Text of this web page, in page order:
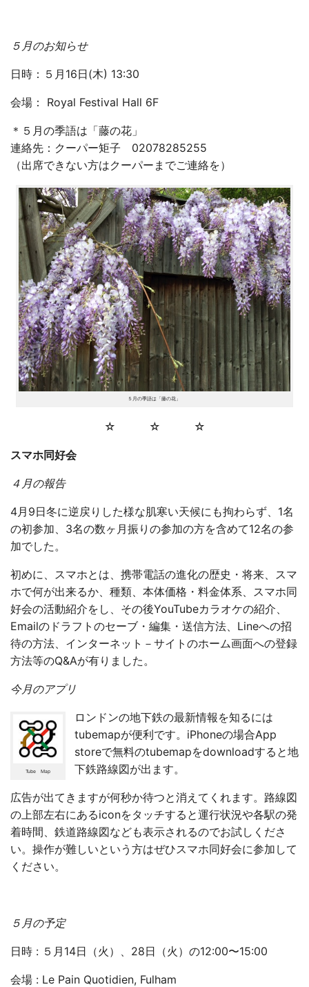
５月のお知らせ
日時：５月16日(木) 13:30
会場： Royal Festival Hall 6F
＊５月の季語は「藤の花」
連絡先：クーパー矩子 02078285255
（出席できない方はクーパーまでご連絡を）
５月の季語は「藤の花」
☆ ☆ ☆
スマホ同好会
４月の報告
4月9日冬に逆戻りした様な肌寒い天候にも拘わらず、1名
の初参加、3名の数ヶ月振りの参加の方を含めて12名の参
加でした。
初めに、スマホとは、携帯電話の進化の歴史・将来、スマ
ホで何が出来るか、種類、本体価格・料金体系、スマホ同
好会の活動紹介をし、その後YouTubeカラオケの紹介、
Emailのドラフトのセーブ・編集・送信方法、Lineへの招
待の方法、インターネット－サイトのホーム画面への登録
方法等のQ&Aが有りました。
今月のアプリ
Tube Map
ロンドンの地下鉄の最新情報を知るには
tubemapが便利です。iPhoneの場合App
storeで無料のtubemapをdownloadすると地
下鉄路線図が出ます。
広告が出てきますが何秒か待つと消えてくれます。路線図
の上部左右にあるiconをタッチすると運行状況や各駅の発
着時間、鉄道路線図なども表示されるのでお試しくださ
い。操作が難しいという方はぜひスマホ同好会に参加して
ください。
５月の予定
日時 : ５月14日（火）、28日（火）の12:00〜15:00
会場 : Le Pain Quotidien, Fulham